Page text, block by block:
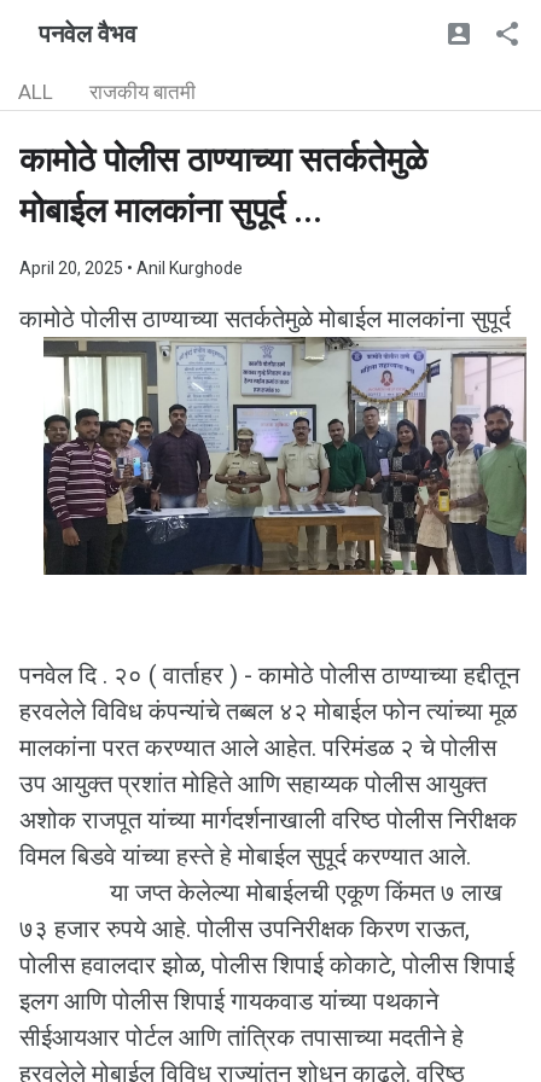
पनवेल वैभव
ALL राजकीय बातमी
कामोठे पोलीस ठाण्याच्या सतर्कतेमुळे
मोबाईल मालकांना सुपूर्द ...
April 20, 2025 • Anil Kurghode
कामोठे पोलीस ठाण्याच्या सतर्कतेमुळे मोबाईल मालकांना सुपूर्द
पनवेल दि . २० ( वार्ताहर ) - कामोठे पोलीस ठाण्याच्या हद्दीतून
हरवलेले विविध कंपन्यांचे तब्बल ४२ मोबाईल फोन त्यांच्या मूळ
मालकांना परत करण्यात आले आहेत. परिमंडळ २ चे पोलीस
उप आयुक्त प्रशांत मोहिते आणि सहाय्यक पोलीस आयुक्त
अशोक राजपूत यांच्या मार्गदर्शनाखाली वरिष्ठ पोलीस निरीक्षक
विमल बिडवे यांच्या हस्ते हे मोबाईल सुपूर्द करण्यात आले.
या जप्त केलेल्या मोबाईलची एकूण किंमत ७ लाख
७३ हजार रुपये आहे. पोलीस उपनिरीक्षक किरण राऊत,
पोलीस हवालदार झोळ, पोलीस शिपाई कोकाटे, पोलीस शिपाई
इलग आणि पोलीस शिपाई गायकवाड यांच्या पथकाने
सीईआयआर पोर्टल आणि तांत्रिक तपासाच्या मदतीने हे
हरवलेले मोबाईल विविध राज्यांतून शोधून काढले. वरिष्ठ